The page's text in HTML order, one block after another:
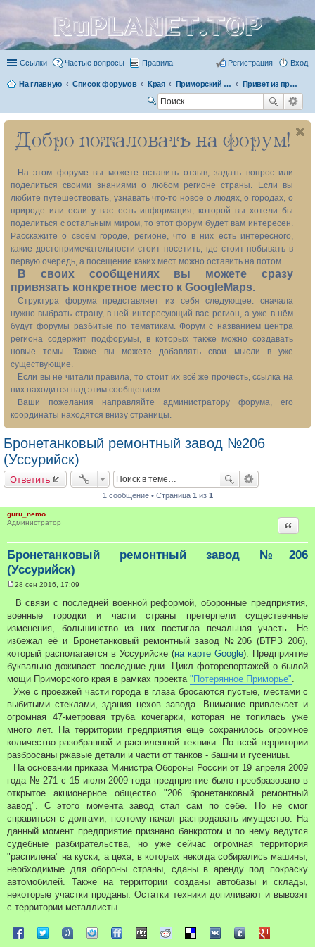
RuPLANET.TOP
Ссылки Частые вопросы Правила Вход
Регистрация
На главную Список форумов Края Приморский край 25 Привет из прошлого
ск
Добро пожаловать на форум!
На этом форуме вы можете оставить отзыв, задать вопрос или
поделиться своими знаниями о любом регионе страны. Если вы
любите путешествовать, узнавать что-то новое о людях, о городах, о
природе или если у вас есть информация, которой вы хотели бы
поделиться с остальным миром, то этот форум будет вам интересен.
Расскажите о своём городе, регионе, что в них есть интересного,
какие достопримечательности стоит посетить, где стоит побывать в
первую очередь, а посещение каких мест можно оставить на потом.
В своих сообщениях вы можете сразу
привязать конкретное место к GoogleMaps.
Структура форума представляет из себя следующее: сначала
нужно выбрать страну, в ней интересующий вас регион, а уже в нём
будут форумы разбитые по тематикам. Форум с названием центра
региона содержит подфорумы, в которых также можно создавать
новые темы. Также вы можете добавлять свои мысли в уже
существующие.
Если вы не читали правила, то стоит их всё же прочесть, ссылка на
них находится над этим сообщением.
Ваши пожелания направляйте администратору форума, его
координаты находятся внизу страницы.
Бронетанковый ремонтный завод №206
(Уссурийск)
Ответить
1 сообщение • Страница 1 из 1
guru_nemo
Администратор
Бронетанковый ремонтный завод №206
(Уссурийск)
Цитата
о
о
б
е
н
е
28 сен 2016, 17:09
В связи с последней военной реформой, оборонные предприятия,
военные городки и части страны претерпели существенные
изменения, большинство из них постигла печальная участь. Не
избежал её и Бронетанковый ремонтный завод №206 (БТРЗ 206),
который располагается в Уссурийске (на карте Google). Предприятие
буквально доживает последние дни. Цикл фоторепортажей о былой
мощи Приморского края в рамках проекта "Потерянное Приморье".
Уже с проезжей части города в глаза бросаются пустые, местами с
выбитыми стеклами, здания цехов завода. Внимание привлекает и
огромная 47-метровая труба кочегарки, которая не топилась уже
много лет. На территории предприятия еще сохранилось огромное
количество разобранной и распиленной техники. По всей территории
разбросаны ржавые детали и части от танков - башни и гусеницы.
На основании приказа Министра Обороны России от 19 апреля 2009
года № 271 с 15 июля 2009 года предприятие было преобразовано в
открытое акционерное общество "206 бронетанковый ремонтный
завод". С этого момента завод стал сам по себе. Но не смог
справиться с долгами, поэтому начал распродавать имущество. На
данный момент предприятие признано банкротом и по нему ведутся
судебные разбирательства, но уже сейчас огромная территория
"распилена" на куски, а цеха, в которых некогда собирались машины,
необходимые для обороны страны, сданы в аренду под покраску
автомобилей. Также на территории созданы автобазы и склады,
некоторые участки проданы. Остатки техники допиливают и вывозят
с территории металлисты.
Поделиться в Facebook
Поделиться в Twitter
Поделиться в Tuenti
Поделиться в Sonico
Поделиться в FriendFeed
Поделиться в Digg
Поделиться в Reddit
Поделиться в Delicious
Поделиться в VK
Поделиться в
Поделиться